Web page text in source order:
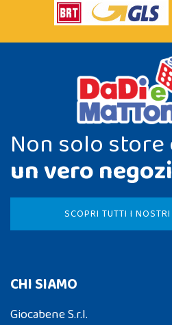
Non solo store
un vero
SCOPRI TUTTI I
CHI SIAMO
Giocabene S.r.l.